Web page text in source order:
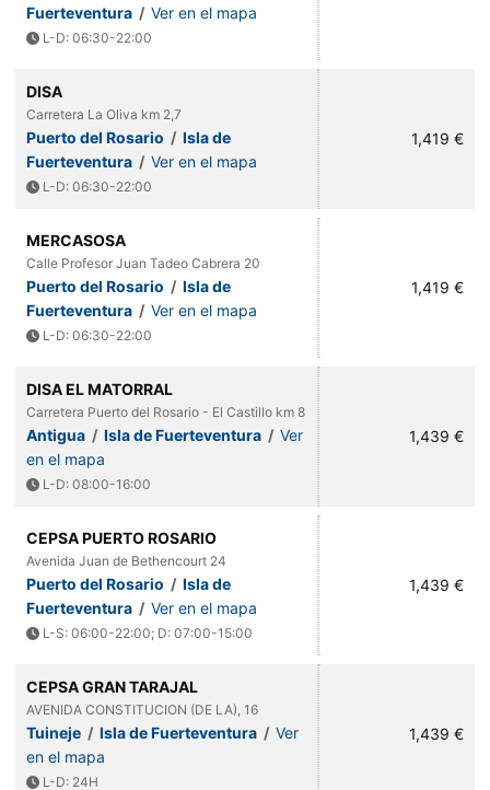
Fuerteventura / Ver en el mapa
L-D: 06:30-22:00
DISA
Carretera La Oliva km 2,7
Puerto del Rosario / Isla de
Fuerteventura / Ver en el mapa
L-D: 06:30-22:00
1,419 €
MERCASOSA
Calle Profesor Juan Tadeo Cabrera 20
Puerto del Rosario / Isla de
Fuerteventura / Ver en el mapa
L-D: 06:30-22:00
1,419 €
DISA EL MATORRAL
Carretera Puerto del Rosario - El Castillo km 8
Antigua / Isla de Fuerteventura / Ver
en el mapa
L-D: 08:00-16:00
1,439 €
CEPSA PUERTO ROSARIO
Avenida Juan de Bethencourt 24
Puerto del Rosario / Isla de
Fuerteventura / Ver en el mapa
L-S: 06:00-22:00; D: 07:00-15:00
1,439 €
CEPSA GRAN TARAJAL
AVENIDA CONSTITUCION (DE LA), 16
Tuineje / Isla de Fuerteventura / Ver
en el mapa
L-D: 24H
1,439 €